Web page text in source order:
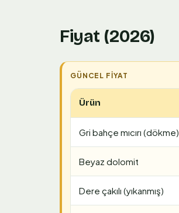
Fiyat (2026)
Ürün
Gri bahçe mıcırı (dökme)
Beyaz dolomit
Dere çakılı (yıkanmış)